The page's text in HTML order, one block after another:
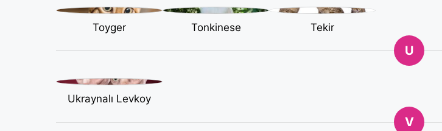
Toyger Tonkinese Tekir
U
Ukraynalı Levkoy
V